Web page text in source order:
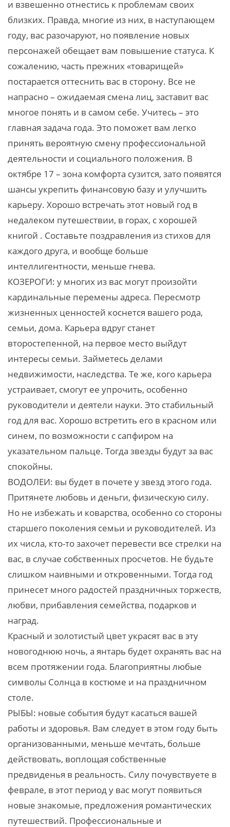
и взвешенно отнестись к проблемам своих
близких. Правда, многие из них, в наступающем
году, вас разочаруют, но появление новых
персонажей обещает вам повышение статуса. К
сожалению, часть прежних «товарищей»
постарается оттеснить вас в сторону. Все не
напрасно – ожидаемая смена лиц, заставит вас
многое понять и в самом себе. Учитесь – это
главная задача года. Это поможет вам легко
принять вероятную смену профессиональной
деятельности и социального положения. В
октябре 17 – зона комфорта сузится, зато появятся
шансы укрепить финансовую базу и улучшить
карьеру. Хорошо встречать этот новый год в
недалеком путешествии, в горах, с хорошей
книгой . Составьте поздравления из стихов для
каждого друга, и вообще больше
интеллигентности, меньше гнева.
КОЗЕРОГИ: у многих из вас могут произойти
кардинальные перемены адреса. Пересмотр
жизненных ценностей коснется вашего рода,
семьи, дома. Карьера вдруг станет
второстепенной, на первое место выйдут
интересы семьи. Займетесь делами
недвижимости, наследства. Те же, кого карьера
устраивает, смогут ее упрочить, особенно
руководители и деятели науки. Это стабильный
год для вас. Хорошо встретить его в красном или
синем, по возможности с сапфиром на
указательном пальце. Тогда звезды будут за вас
спокойны.
ВОДОЛЕИ: вы будет в почете у звезд этого года.
Притянете любовь и деньги, физическую силу.
Но не избежать и коварства, особенно со стороны
старшего поколения семьи и руководителей. Из
их числа, кто-то захочет перевести все стрелки на
вас, в случае собственных просчетов. Не будьте
слишком наивными и откровенными. Тогда год
принесет много радостей праздничных торжеств,
любви, прибавления семейства, подарков и
наград.
Красный и золотистый цвет украсят вас в эту
новогоднюю ночь, а янтарь будет охранять вас на
всем протяжении года. Благоприятны любые
символы Солнца в костюме и на праздничном
столе.
РЫБЫ: новые события будут касаться вашей
работы и здоровья. Вам следует в этом году быть
организованными, меньше мечтать, больше
действовать, воплощая собственные
предвиденья в реальность. Силу почувствуете в
феврале, в этот период у вас могут появиться
новые знакомые, предложения романтических
путешествий. Профессиональные и